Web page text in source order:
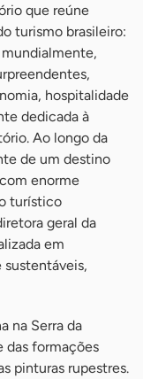
que reúne
turismo brasileiro:
hospitalidade
dedicada à
Ao longo da
de um destino
enorme
turístico
geral da
em
sustentáveis,
na Serra da
das formações
pinturas rupestres.